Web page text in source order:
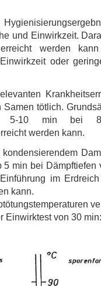
und Einwirkzeit.
erreicht werden
oder
tötlich.
5-10 min bei
werden kann.
5 min bei Dämpftiefen
im
kann.
Einwirktest von 30 min: